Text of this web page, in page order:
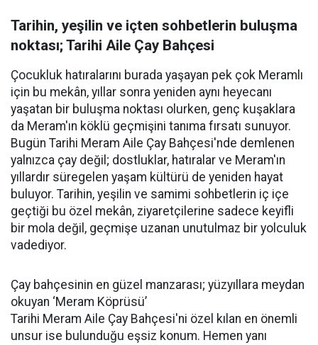
Tarihin, yeşilin ve içten sohbetlerin buluşma
noktası; Tarihi Aile Çay Bahçesi
Çocukluk hatıralarını burada yaşayan pek çok Meramlı
için bu mekân, yıllar sonra yeniden aynı heyecanı
yaşatan bir buluşma noktası olurken, genç kuşaklara
da Meram'ın köklü geçmişini tanıma fırsatı sunuyor.
Bugün Tarihi Meram Aile Çay Bahçesi'nde demlenen
yalnızca çay değil; dostluklar, hatıralar ve Meram'ın
yıllardır süregelen yaşam kültürü de yeniden hayat
buluyor. Tarihin, yeşilin ve samimi sohbetlerin iç içe
geçtiği bu özel mekân, ziyaretçilerine sadece keyifli
bir mola değil, geçmişe uzanan unutulmaz bir yolculuk
vadediyor.
Çay bahçesinin en güzel manzarası; yüzyıllara meydan
okuyan ‘Meram Köprüsü’
Tarihi Meram Aile Çay Bahçesi'ni özel kılan en önemli
unsur ise bulunduğu eşsiz konum. Hemen yanı